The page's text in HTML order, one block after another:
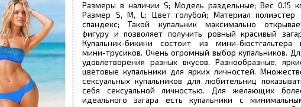
Размеры в наличии S; Модель раздельные; Вес 0.15
Размер S, M, L; Цвет голубой; Материал полиэстер
спандекс; Такой купальник максимально
фигуру и позволяет получить ровный красивый
Купальник-бикини состоит из мини-бюстгальтера
мини-трусиков. Очень огромный выбор купальников.
удовлетворения разных вкусов. Разнообразные,
цветовые купальники для ярких личностей.
сексуальных купальников для любительниц
себя сексуальной личностью. Для желающих
идеального загара есть купальники с